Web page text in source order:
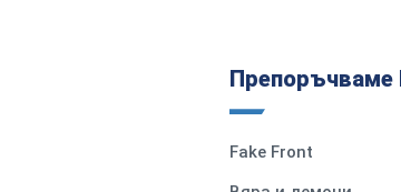
Препоръчваме
Fake Front